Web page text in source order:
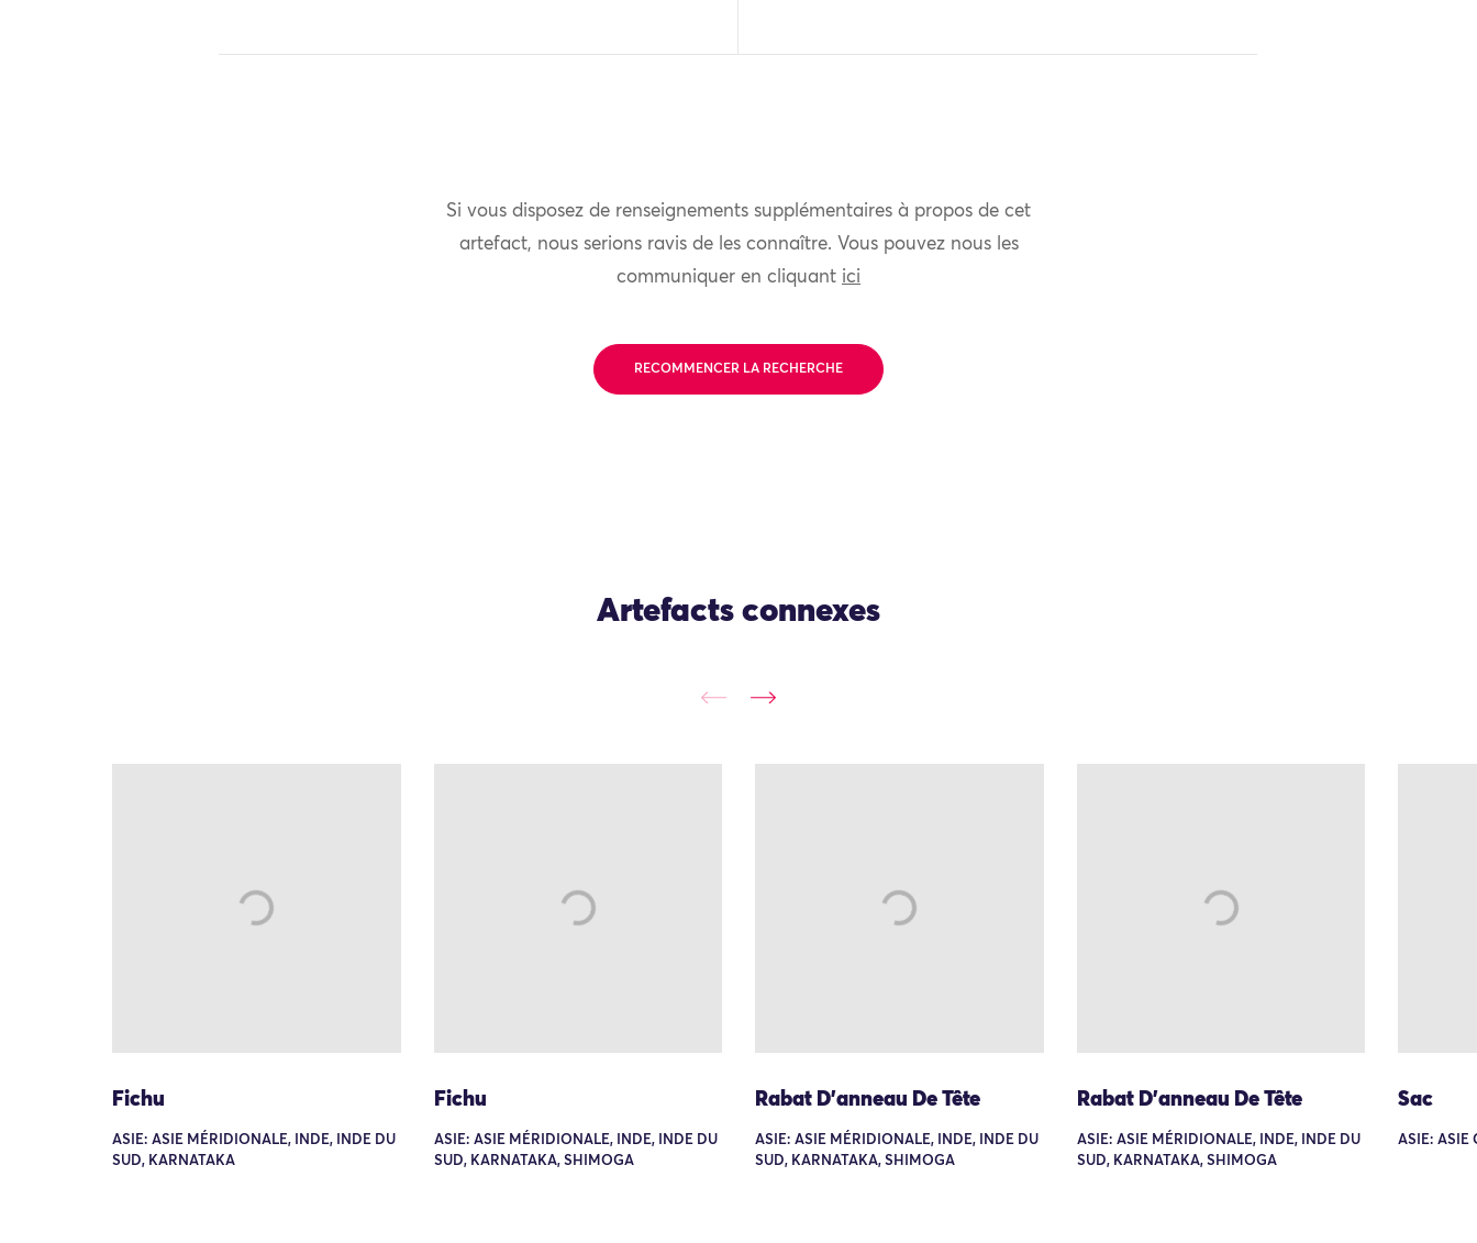
Si vous disposez de renseignements supplémentaires à propos de cet
artefact, nous serions ravis de les connaître. Vous pouvez nous les
communiquer en cliquant ici
RECOMMENCER LA RECHERCHE
Artefacts connexes
Fichu
ASIE: ASIE MÉRIDIONALE, INDE, INDE DU
SUD, KARNATAKA
Fichu
ASIE: ASIE MÉRIDIONALE, INDE, INDE DU
SUD, KARNATAKA, SHIMOGA
Rabat D'anneau De Tête
ASIE: ASIE MÉRIDIONALE, INDE, INDE DU
SUD, KARNATAKA, SHIMOGA
Rabat D'anneau De Tête
ASIE: ASIE MÉRIDIONALE, INDE, INDE DU
SUD, KARNATAKA, SHIMOGA
Sac
ASIE: ASIE